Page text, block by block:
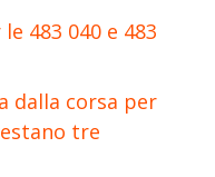
483 040 e 483
dalla corsa per
tre